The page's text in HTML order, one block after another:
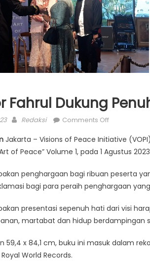
Fahrul Dukung
Author
Redaksi Comments Offon
Fahrul
Dukung
Buku
Terbesar
Dunia
Jakarta – Visions of Peace Initiative
of Peace” Volume 1, pada 1 Agustus
penghargaan bagi ribuan peserta
bagi para peraih penghargaan
presentasi sepenuh hati dari visi
martabat dan hidup berdampingan
59,4 x 84,1 cm, buku ini masuk dalam
World Records.